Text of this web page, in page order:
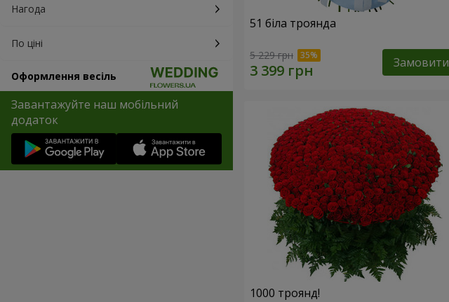
Нагода
По ціні
Оформлення весіль
Завантажуйте наш мобільний
додаток
51 біла троянда
5 229 грн Замовити
1000 троянд!